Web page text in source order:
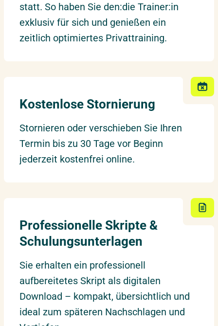
statt. So haben Sie den:die Trainer:in
exklusiv für sich und genießen ein
zeitlich optimiertes Privattraining.
Kostenlose Stornierung
Stornieren oder verschieben Sie Ihren
Termin bis zu 30 Tage vor Beginn
jederzeit kostenfrei online.
Professionelle Skripte &
Schulungsunterlagen
Sie erhalten ein professionell
aufbereitetes Skript als digitalen
Download – kompakt, übersichtlich und
ideal zum späteren Nachschlagen und